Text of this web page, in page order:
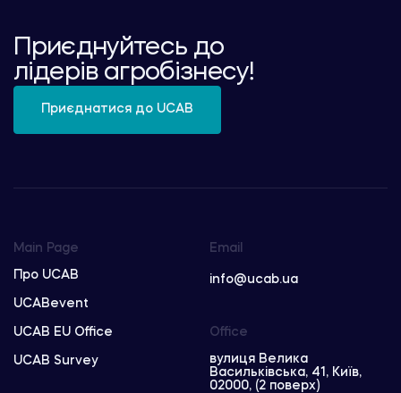
Приєднуйтесь до
лідерів агробізнесу!
Приєднатися до UCAB
Main Page
Про UCAB
UCABevent
UCAB EU Office
UCAB Survey
Email
info@ucab.ua
Office
вулиця Велика
Васильківська, 41, Київ,
02000, (2 поверх)